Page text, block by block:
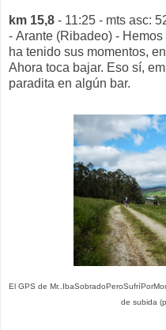
km 15,8 - 11:25 - mts asc:
- Arante (Ribadeo) -
ha tenido sus momentos,
Ahora toca bajar. Eso sí,
paradita en algún bar.
El GPS de
de subida